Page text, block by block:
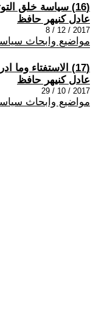
(16) سياسة خلق التوتر وإشعال النيران
عادل كنيهر حافظ
2017 / 12 / 8
مواضيع وابحاث
(17) الاستفتاء وما ادراك ما لاستفتاء!
عادل كنيهر حافظ
2017 / 10 / 29
مواضيع وابحاث